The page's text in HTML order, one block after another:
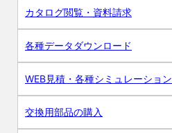
カタログ閲覧・資料請求
各種データダウンロード
WEB見積・各種シミュレーション
交換用部品の購入